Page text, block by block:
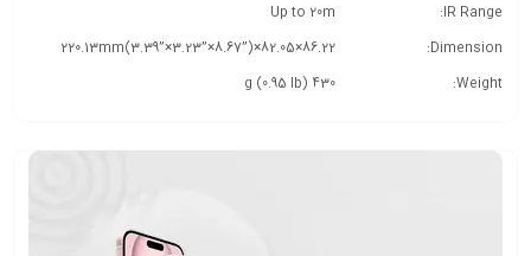
IR Range:
Up to 20m
Dimension:
86.22×82.05×220.13mm(3.39”×3.23”×8.67”)
Weight:
430 g (0.95 lb)